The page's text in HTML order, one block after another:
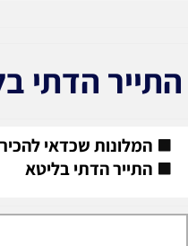
התייר הדתי
המלונות שכדאי
התייר הדתי בליטא